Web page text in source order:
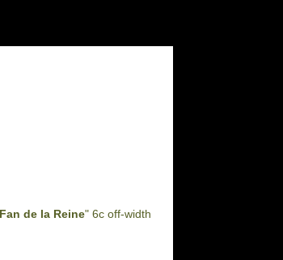
Fan de la Reine" 6c off-width